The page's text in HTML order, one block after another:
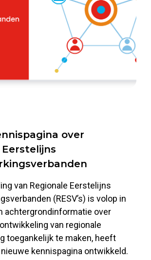
over
van Regionale Eerstelijns
(RESV’s) is volop in
achtergrondinformatie over
ontwikkeling van regionale
toegankelijk te maken, heeft
kennispagina ontwikkeld.